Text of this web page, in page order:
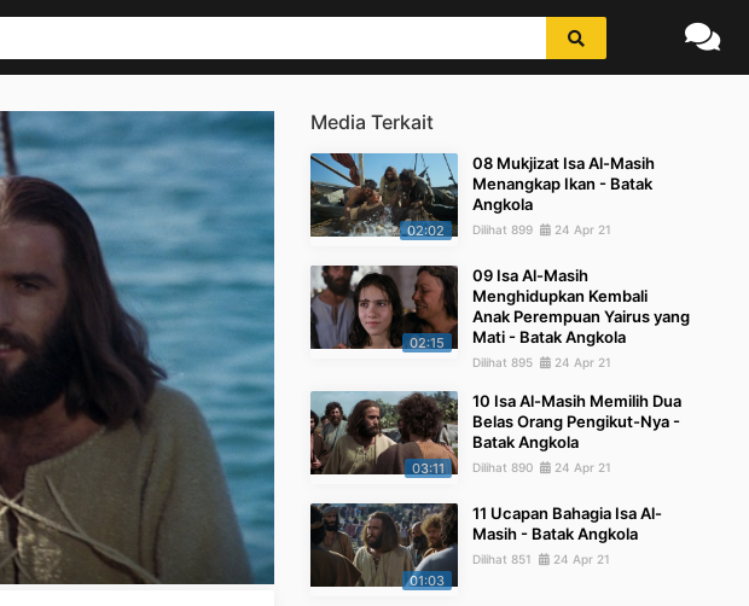
Media Terkait
02:02
08 Mukjizat Isa Al-Masih
Menangkap Ikan - Batak
Angkola
Dilihat 899 24 Apr 21
02:15
09 Isa Al-Masih
Menghidupkan Kembali
Anak Perempuan Yairus yang
Mati - Batak Angkola
Dilihat 895 24 Apr 21
03:11
10 Isa Al-Masih Memilih Dua
Belas Orang Pengikut-Nya -
Batak Angkola
Dilihat 890 24 Apr 21
01:03
11 Ucapan Bahagia Isa Al-
Masih - Batak Angkola
Dilihat 851 24 Apr 21